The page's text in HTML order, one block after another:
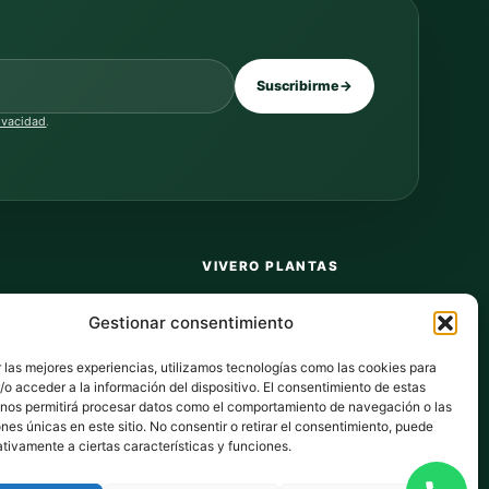
Gestionar consentimiento
las mejores experiencias, utilizamos tecnologías como las cookies para
o acceder a la información del dispositivo. El consentimiento de estas
permitirá procesar datos como el comportamiento de navegación o las
únicas en este sitio. No consentir o retirar el consentimiento, puede
a ciertas características y funciones.
Suscribirme→
.
VIVERO PLANTAS
Privacidad
Cookies